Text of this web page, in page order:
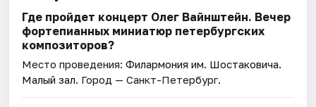
Где пройдет концерт Олег Вайнштейн. Вечер
фортепианных миниатюр петербургских
композиторов?
Место проведения:Филармония им. Шостаковича.
Малый зал. Город — Санкт-Петербург.